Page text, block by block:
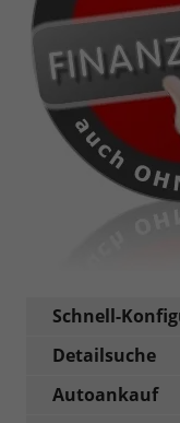
Schnell-
Detailsuche
Autoankauf